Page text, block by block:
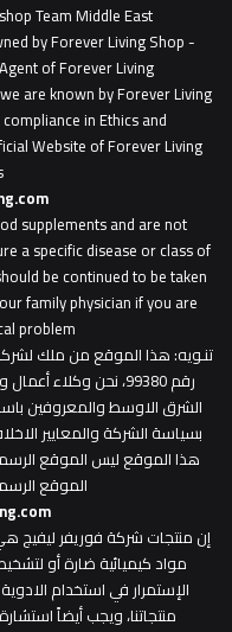
Team Middle East
by Forever Living Shop -
of Forever Living
are known by Forever Living
in Ethics and
Website of Forever Living
supplements and are not
a specific disease or class of
be continued to be taken
family physician if you are
problem.
تنـويه: هذا الموقع من ملك
رقم 99380، نحن
الشرق الاوسط والمعروفين
بسياسة الشركة والمعايير
هذا الموقع ليس الموقع
الموقع
​إن منتجات شركة فوريفر ليفيج
مواد كيميائية ضارة أو
الإستمرار في استخدام
منتجاتنا، ويجب أيضاً